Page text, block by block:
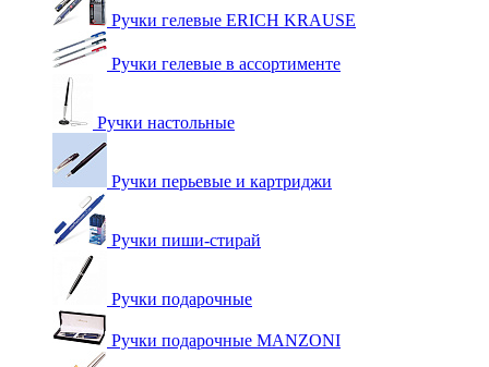
Ручки гелевые ERICH KRAUSE
Ручки гелевые в ассортименте
Ручки настольные
Ручки перьевые и картриджи
Ручки пиши-стирай
Ручки подарочные
Ручки подарочные MANZONI